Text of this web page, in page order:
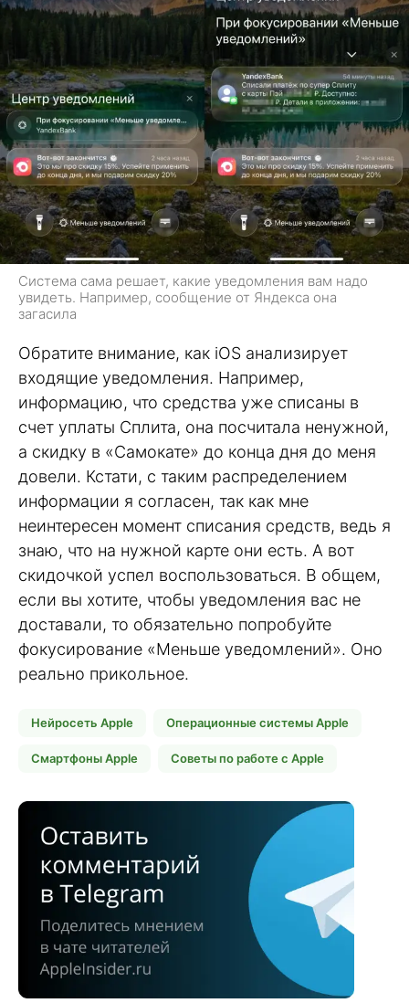
Система сама решает, какие уведомления вам надо
увидеть. Например, сообщение от Яндекса она
загасила
Обратите внимание, как iOS анализирует
входящие уведомления. Например,
информацию, что средства уже списаны в
счет уплаты Сплита, она посчитала ненужной,
а скидку в «Самокате» до конца дня до меня
довели. Кстати, с таким распределением
информации я согласен, так как мне
неинтересен момент списания средств, ведь я
знаю, что на нужной карте они есть. А вот
скидочкой успел воспользоваться. В общем,
если вы хотите, чтобы уведомления вас не
доставали, то обязательно попробуйте
фокусирование «Меньше уведомлений». Оно
реально прикольное.
Нейросеть Apple Операционные системы Apple
Смартфоны Apple Советы по работе с Apple